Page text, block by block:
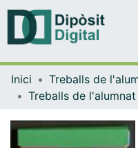
Inici
Treballs de